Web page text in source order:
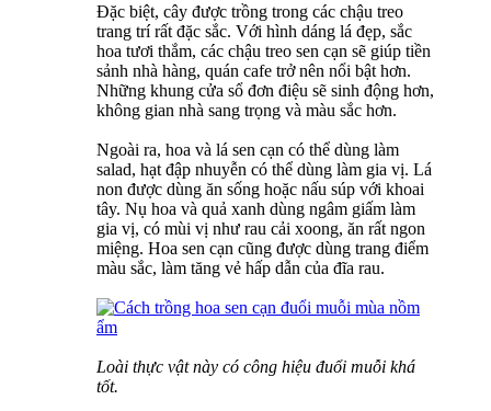
Đặc biệt, cây được trồng trong các chậu treo
trang trí rất đặc sắc. Với hình dáng lá đẹp, sắc
hoa tươi thắm, các chậu treo sen cạn sẽ giúp tiền
sảnh nhà hàng, quán cafe trở nên nổi bật hơn.
Những khung cửa sổ đơn điệu sẽ sinh động hơn,
không gian nhà sang trọng và màu sắc hơn.
Ngoài ra, hoa và lá sen cạn có thể dùng làm
salad, hạt đập nhuyễn có thể dùng làm gia vị. Lá
non được dùng ăn sống hoặc nấu súp với khoai
tây. Nụ hoa và quả xanh dùng ngâm giấm làm
gia vị, có mùi vị như rau cải xoong, ăn rất ngon
miệng. Hoa sen cạn cũng được dùng trang điểm
màu sắc, làm tăng vẻ hấp dẫn của đĩa rau.
Loài thực vật này có công hiệu đuổi muỗi khá
tốt.